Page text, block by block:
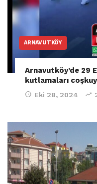
ARNAVUTKÖY
Arnavutköy’de 29
kutlamaları
Eki 28, 2024